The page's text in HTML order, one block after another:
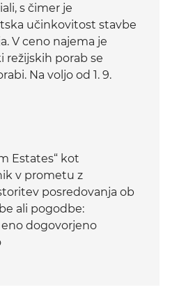
s čimer je
učinkovitost stavbe
V ceno najema je
režijskih porab se
Na voljo od 1. 9.
Estates“ kot
v prometu z
posredovanja ob
ali pogodbe:
dogovorjeno